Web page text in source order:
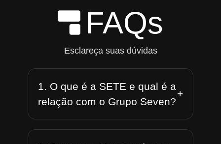
FAQs
Esclareça suas dúvidas
1. O que é a SETE e qual é a
relação com o Grupo Seven?
+